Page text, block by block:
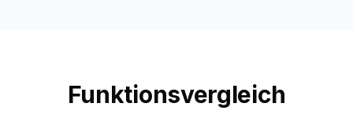
Funktionsvergleich